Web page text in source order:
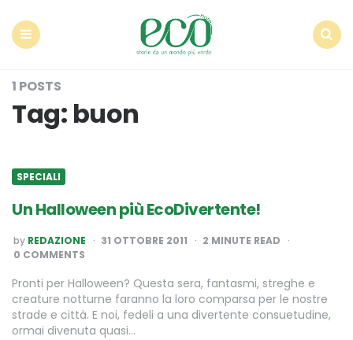
1 POSTS
Tag: buon
SPECIALI
Un Halloween più EcoDivertente!
POSTED
BY
by REDAZIONE 31 OTTOBRE 2011 2 MINUTE READ
0 COMMENTS
Pronti per Halloween? Questa sera, fantasmi, streghe e
creature notturne faranno la loro comparsa per le nostre
strade e città. E noi, fedeli a una divertente consuetudine,
ormai divenuta quasi…